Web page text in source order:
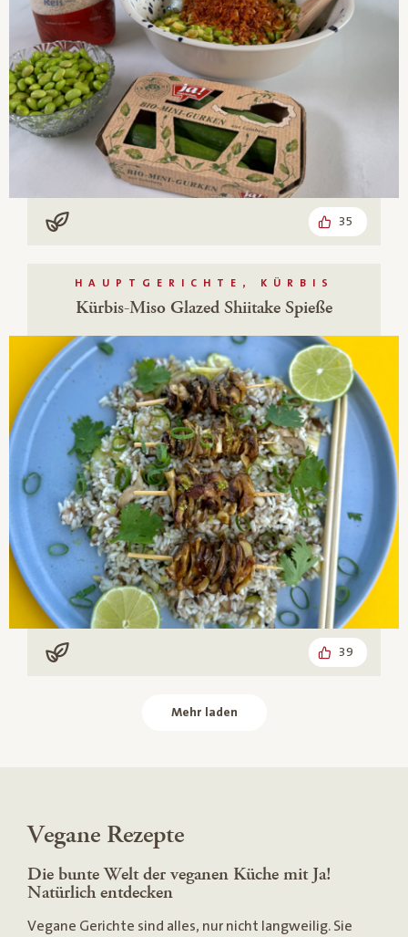
Vegan 35
HAUPTGERICHTE, KÜRBIS
Kürbis-Miso Glazed Shiitake Spieße
Vegan 39
Mehr laden
Vegane Rezepte
Die bunte Welt der veganen Küche mit Ja!
Natürlich entdecken
Vegane Gerichte sind alles, nur nicht langweilig. Sie